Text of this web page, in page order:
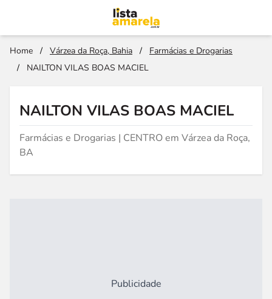
Home / Várzea da Roça, Bahia /
Farmácias e Drogarias
/
NAILTON VILAS BOAS MACIEL
NAILTON VILAS BOAS MACIEL
Farmácias e Drogarias | CENTRO em Várzea da Roça,
BA
Publicidade